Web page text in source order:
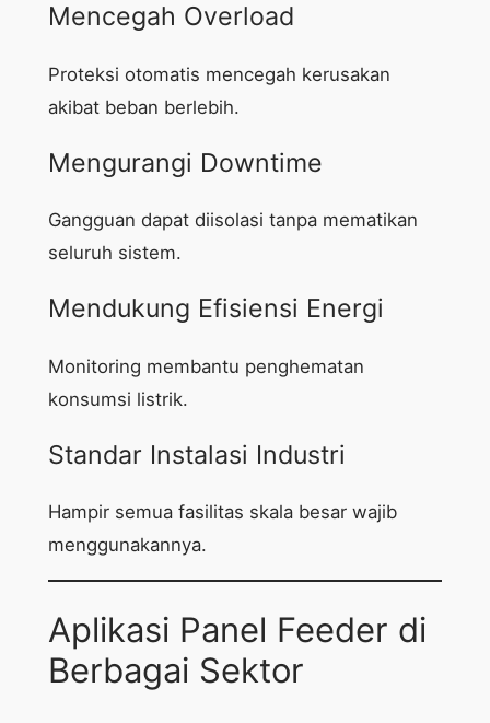
Mencegah Overload
Proteksi otomatis mencegah kerusakan
akibat beban berlebih.
Mengurangi Downtime
Gangguan dapat diisolasi tanpa mematikan
seluruh sistem.
Mendukung Efisiensi Energi
Monitoring membantu penghematan
konsumsi listrik.
Standar Instalasi Industri
Hampir semua fasilitas skala besar wajib
menggunakannya.
Aplikasi Panel Feeder di
Berbagai Sektor